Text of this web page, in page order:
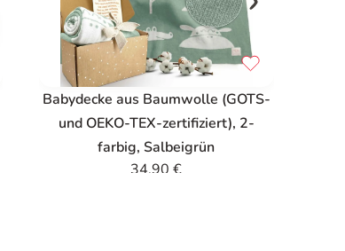
Babydecke aus Baumwolle (GOTS-
und OEKO-TEX-zertifiziert), 2-
farbig, Salbeigrün
34,90€